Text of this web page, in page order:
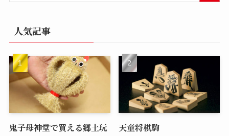
人気記事
鬼子母神堂で買える郷土玩
天童将棋駒